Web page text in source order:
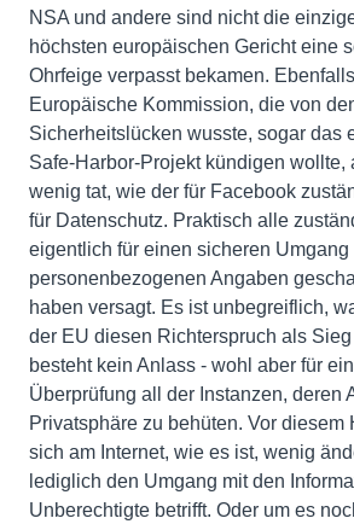
NSA und andere sind nicht die
höchsten europäischen Gericht eine
Ohrfeige verpasst bekamen.
Europäische Kommission, die von
Sicherheitslücken wusste, sogar das
Safe-Harbor-Projekt kündigen wollte,
wenig tat, wie der für Facebook
für Datenschutz. Praktisch alle
eigentlich für einen sicheren Umgang
personenbezogenen Angaben
haben versagt. Es ist unbegreiflich,
der EU diesen Richterspruch als
besteht kein Anlass - wohl aber für
Überprüfung all der Instanzen, deren
Privatsphäre zu behüten. Vor diesem
sich am Internet, wie es ist, wenig
lediglich den Umgang mit den
Unberechtigte betrifft. Oder um es